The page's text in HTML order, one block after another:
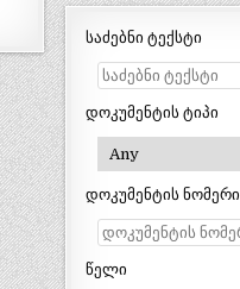
საძებნი ტექსტი
დოკუმენტის ტიპი
დოკუმენტის ნომერი
წელი